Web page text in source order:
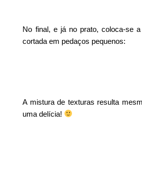
No final, e já no prato, coloca-se
cortada em pedaços pequenos:
A mistura de texturas resulta
uma delícia!